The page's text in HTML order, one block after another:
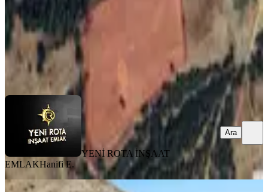
7.500.000 ₺
YENİ ROTA İNŞAAT EMLAK
YENİ ROTA İNŞAAT
EMLAKHanifi E.
Ara